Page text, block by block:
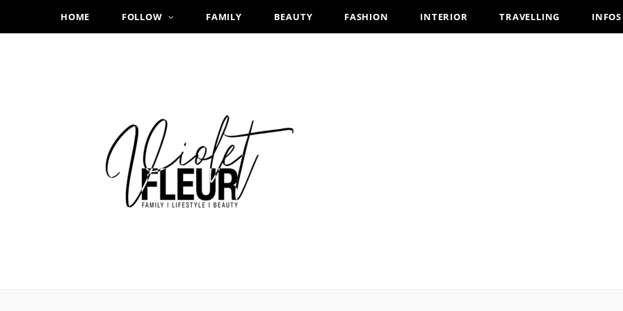
HOME FOLLOW FAMILY BEAUTY FASHION INTERIOR TRAVELLING